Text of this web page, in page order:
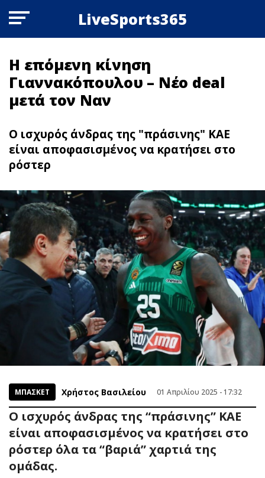
LiveSports365
Η επόμενη κίνηση
Γιαννακόπουλου – Νέο deal
μετά τον Ναν
Ο ισχυρός άνδρας της "πράσινης" ΚΑΕ
είναι αποφασισμένος να κρατήσει στο
ρόστερ
ΜΠΑΣΚΕΤ Χρήστος Βασιλείου 01 Απριλίου 2025 - 17:32
Ο ισχυρός άνδρας της “πράσινης” ΚΑΕ
είναι αποφασισμένος να κρατήσει στο
ρόστερ όλα τα “βαριά” χαρτιά της
ομάδας.